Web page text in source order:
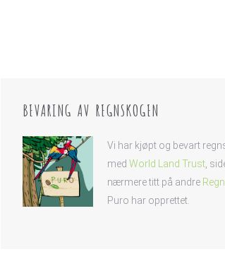
BEVARING AV REGNSKOGEN
Vi har kjøpt og bevart
med World Land Trust ,
nærmere titt på andre
Puro har opprettet.